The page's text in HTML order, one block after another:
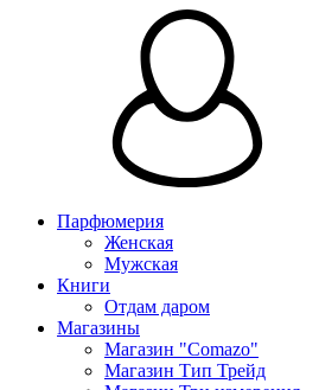
Парфюмерия
Женская
Мужская
Книги
Отдам даром
Магазины
Магазин "Comazo"
Магазин Тип Трейд